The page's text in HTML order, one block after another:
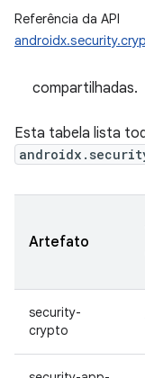
Referência da API
compartilhadas.
Esta tabela lista
Artefato
security-
crypto